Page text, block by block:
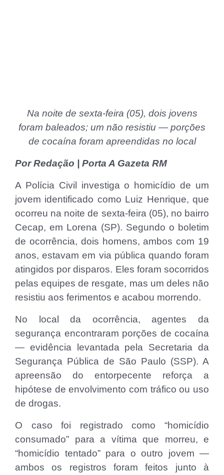
Na noite de sexta-feira (05), dois jovens
foram baleados; um não resistiu — porções
de cocaína foram apreendidas no local
Por Redação | Porta A Gazeta RM
A Polícia Civil investiga o homicídio de um
jovem identificado como Luiz Henrique, que
ocorreu na noite de sexta-feira (05), no bairro
Cecap, em Lorena (SP). Segundo o boletim
de ocorrência, dois homens, ambos com 19
anos, estavam em via pública quando foram
atingidos por disparos. Eles foram socorridos
pelas equipes de resgate, mas um deles não
resistiu aos ferimentos e acabou morrendo.
No local da ocorrência, agentes da
segurança encontraram porções de cocaína
— evidência levantada pela Secretaria da
Segurança Pública de São Paulo (SSP). A
apreensão do entorpecente reforça a
hipótese de envolvimento com tráfico ou uso
de drogas.
O caso foi registrado como “homicídio
consumado” para a vítima que morreu, e
“homicídio tentado” para o outro jovem —
ambos os registros foram feitos junto à